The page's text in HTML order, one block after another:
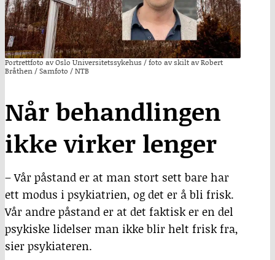
Portrettfoto av Oslo Universitetssykehus / foto av skilt av Robert
Bråthen / Samfoto / NTB
Når behandlingen
ikke virker lenger
– Vår påstand er at man stort sett bare har
ett modus i psykiatrien, og det er å bli frisk.
Vår andre påstand er at det faktisk er en del
psykiske lidelser man ikke blir helt frisk fra,
sier psykiateren.